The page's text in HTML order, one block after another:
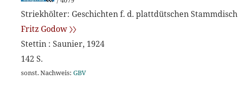
Striekhölter: Geschichten f. d. plattdütschen Stammdisch
Fritz Godow 〉〉
Stettin : Saunier, 1924
142 S.
sonst. Nachweis: GBV